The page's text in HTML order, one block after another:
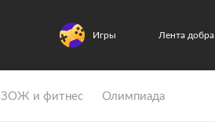
Игры Лента добра
ЗОЖ и фитнес Олимпиада